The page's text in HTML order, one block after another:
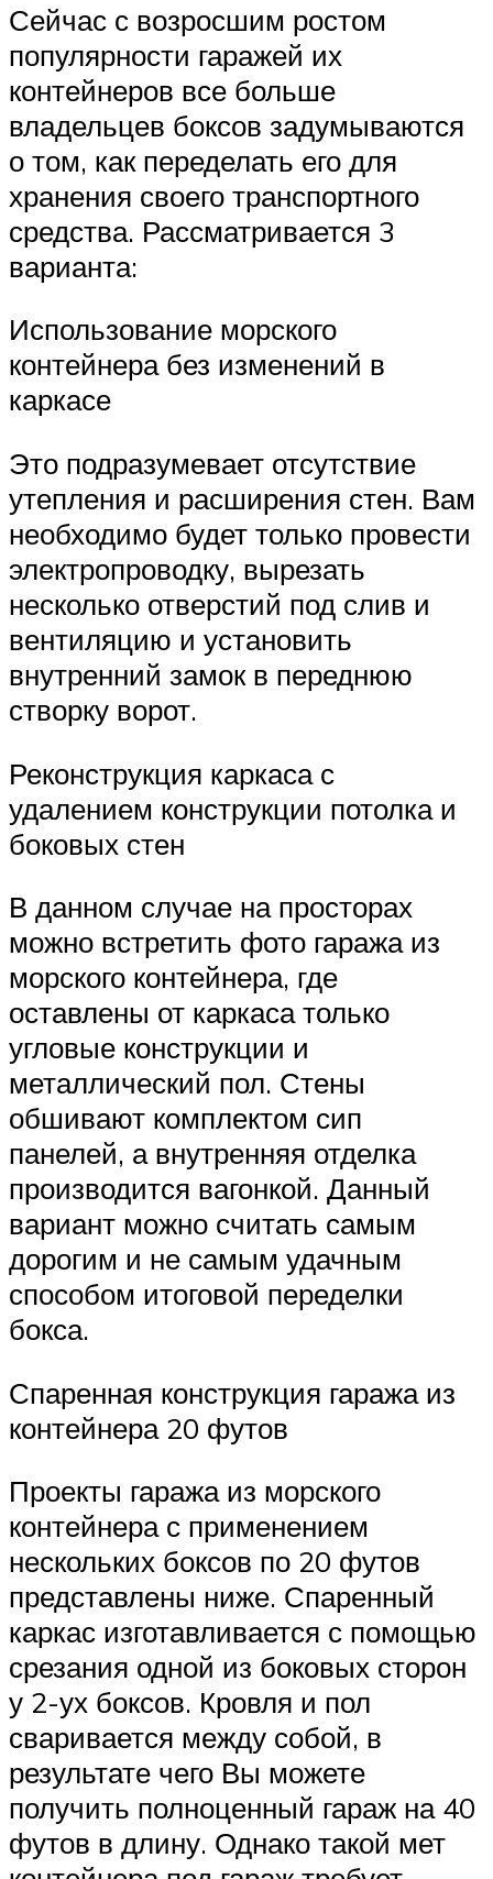
Сейчас с возросшим ростом
популярности гаражей их
контейнеров все больше
владельцев боксов задумываются
о том, как переделать его для
хранения своего транспортного
средства. Рассматривается 3
варианта:
Использование морского
контейнера без изменений в
каркасе
Это подразумевает отсутствие
утепления и расширения стен. Вам
необходимо будет только провести
электропроводку, вырезать
несколько отверстий под слив и
вентиляцию и установить
внутренний замок в переднюю
створку ворот.
Реконструкция каркаса с
удалением конструкции потолка и
боковых стен
В данном случае на просторах
можно встретить фото гаража из
морского контейнера, где
оставлены от каркаса только
угловые конструкции и
металлический пол. Стены
обшивают комплектом сип
панелей, а внутренняя отделка
производится вагонкой. Данный
вариант можно считать самым
дорогим и не самым удачным
способом итоговой переделки
бокса.
Спаренная конструкция гаража из
контейнера 20 футов
Проекты гаража из морского
контейнера с применением
нескольких боксов по 20 футов
представлены ниже. Спаренный
каркас изготавливается с помощью
срезания одной из боковых сторон
у 2-ух боксов. Кровля и пол
сваривается между собой, в
результате чего Вы можете
получить полноценный гараж на 40
футов в длину. Однако такой мет